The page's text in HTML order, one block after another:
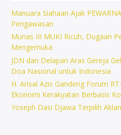
Manuara Siahaan Ajak
Pengawasan
Munas III MUKI Ricuh, Dugaan
Mengemuka
JDN dan Delapan Aras Gereja
Doa Nasional untuk Indonesia
H. Arisal Azis Gandeng Forum
Ekonomi Kerakyatan Berbasis
Yoseph Dasi Djawa Terpilih